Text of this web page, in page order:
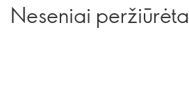
Neseniai peržiūrėta